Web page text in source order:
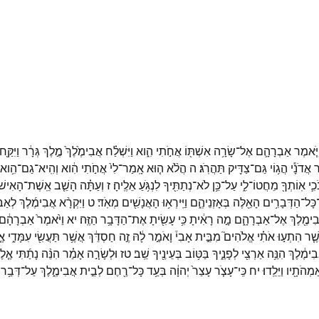
אַבְרָהָ֛ם אֶל־שָׂרָ֥ה אִשְׁתּ֖וֹ אֲחֹ֣תִי הִ֑וא וַיִּשְׁלַ֗ח אֲבִימֶ֙לֶךְ֙ מֶ֣לֶךְגְּרָ֔ר וַיִּקַּ֖ח
אֲדֹנָ֕י הֲג֥וֹי גַּם־צַדִּ֖יק תַּהֲרֹֽג׃ ה הֲלֹ֨א ה֤וּאאָֽמַר־לִי֙אֲחֹ֣תִי הִ֔וא וְהִֽיא־גַם־הִ֥וא
אֽוֹתְךָ֖ מֵחֲטוֹ־לִ֑י עַל־כֵּ֥ן לֹא־נְתַתִּ֖יךָלִנְגֹּ֥עַאֵלֶֽיהָ׃ ז וְעַתָּ֗ה הָשֵׁ֤באֵֽשֶׁת־
כָּל־הַדְּבָרִ֥ים הָאֵ֖לֶּה בְּאָזְנֵיהֶ֑ם וַיִּֽירְא֥וּ הָאֲנָשִׁ֖ים מְאֹֽד׃ט וַיִּקְרָ֨אאֲבִימֶ֜לֶךְ
אֶל־אַבְרָהָ֑ם מָ֣ה רָאִ֔יתָכִּ֥י עָשִׂ֖יתָאֶת־הַדָּבָ֥ר הַזֶּֽה׃ יא וַיֹּ֙אמֶר֙
הִתְע֣וּאֹתִ֗י אֱלֹהִים֮ מִבֵּ֣יתאָבִי֒ וָאֹמַ֣רלָ֔הּ זֶ֣ה חַסְדֵּ֔ךְאֲשֶׁ֥ר תַּעֲשִׂ֖י עִמָּדִ֑י
הִנֵּ֥ה אַרְצִ֖י לְפָנֶ֑יךָ בַּטּ֥וֹב בְּעֵינֶ֖יךָ שֵֽׁב׃טז וּלְשָׂרָ֣ה אָמַ֗ר הִנֵּ֨ה נָתַ֜תִּי
וַיֵּלֵֽדוּ׃ יח כִּֽי־עָצֹ֤רעָצַר֙ יְהוָ֔ה בְּעַ֥דכָּל־רֶ֖חֶם לְבֵ֣יתאֲבִימֶ֑לֶךְעַל־דְּבַ֥ר